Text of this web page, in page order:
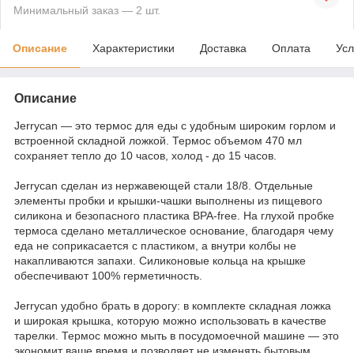
Минимальный заказ — 2 шт.
Описание Характеристики Доставка Оплата
Описание
Jerrycan — это термос для еды с удобным широким горлом и
встроенной складной ложкой. Термос объемом 470 мл
сохраняет тепло до 10 часов, холод - до 15 часов.
Jerrycan сделан из нержавеющей стали 18/8. Отдельные
элементы пробки и крышки-чашки выполнены из пищевого
силикона и безопасного пластика BPA-free. На глухой пробке
термоса сделано металлическое основание, благодаря чему
еда не соприкасается с пластиком, а внутри колбы не
накапливаются запахи. Силиконовые кольца на крышке
обеспечивают 100% герметичность.
Jerrycan удобно брать в дорогу: в комплекте складная ложка
и широкая крышка, которую можно использовать в качестве
тарелки. Термос можно мыть в посудомоечной машине — это
экономит ваше время и позволяет не изменять бытовым